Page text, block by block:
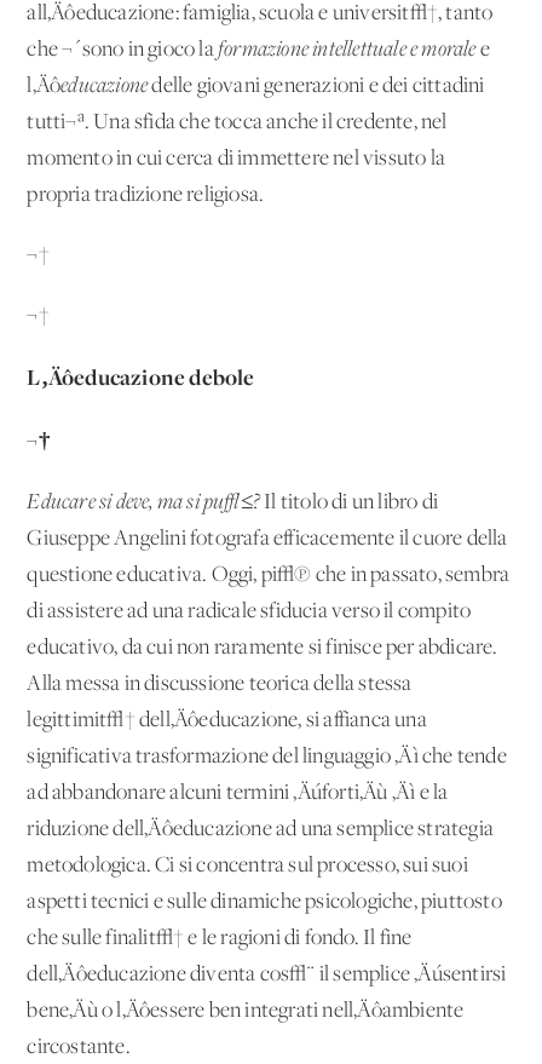
all‚Äôeducazione: famiglia, scuola e universit√†, tanto
che ¬´sono in gioco la formazione intellettuale e moralee
l‚Äôeducazionedelle giovani generazioni e dei cittadini
tutti¬ª. Una sfida che tocca anche il credente, nel
momento in cui cerca di immettere nel vissuto la
propria tradizione religiosa.
¬†
¬†
L‚Äôeducazione debole
¬†
Educare si deve, ma si pu√≤?Il titolo di un libro di
Giuseppe Angelini fotografa efficacemente il cuore della
questione educativa. Oggi, pi√π che in passato, sembra
di assistere ad una radicale sfiducia verso il compito
educativo, da cui non raramente si finisce per abdicare.
Alla messa in discussione teorica della stessa
legittimit√† dell‚Äôeducazione, si affianca una
significativa trasformazione del linguaggio ‚Äì che tende
ad abbandonare alcuni termini ‚Äúforti‚Äù ‚Äì e la
riduzione dell‚Äôeducazione ad una semplice strategia
metodologica. Ci si concentra sul processo, sui suoi
aspetti tecnici e sulle dinamiche psicologiche, piuttosto
che sulle finalit√† e le ragioni di fondo. Il fine
dell‚Äôeducazione diventa cos√¨ il semplice ‚Äúsentirsi
bene‚Äù o l‚Äôessere ben integrati nell‚Äôambiente
circostante.